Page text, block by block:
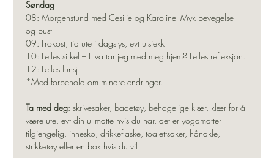
Søndag
08: Morgenstund med Cesilie og Karoline- Myk bevegelse
og pust
09: Frokost, tid ute i dagslys, evt utsjekk
10: Felles sirkel – Hva tar jeg med meg hjem? Felles refleksjon.
12: Felles lunsj
*Med forbehold om mindre endringer.
Ta med deg: skrivesaker, badetøy, behagelige klær, klær for å
være ute, evt din ullmatte hvis du har, det er yogamatter
tilgjengelig, innesko, drikkeflaske, toalettsaker, håndkle,
strikketøy eller en bok hvis du vil